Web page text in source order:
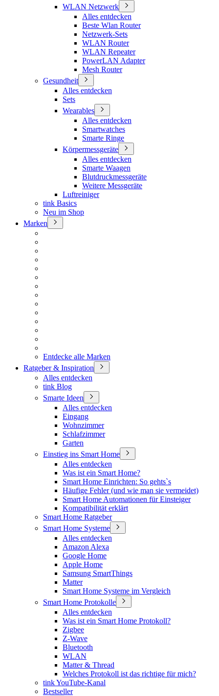
WLAN Netzwerk
Alles entdecken
Beste Wlan Router
Netzwerk-Sets
WLAN Router
WLAN Repeater
PowerLAN Adapter
Mesh Router
Gesundheit
Alles entdecken
Sets
Wearables
Alles entdecken
Smartwatches
Smarte Ringe
Körpermessgeräte
Alles entdecken
Smarte Waagen
Blutdruckmessgeräte
Weitere Messgeräte
Luftreiniger
tink Basics
Neu im Shop
Marken
Entdecke alle Marken
Ratgeber & Inspiration
Alles entdecken
tink Blog
Smarte Ideen
Alles entdecken
Eingang
Wohnzimmer
Schlafzimmer
Garten
Einstieg ins Smart Home
Alles entdecken
Was ist ein Smart Home?
Smart Home Einrichten: So gehts`s
Häufige Fehler (und wie man sie vermeidet)
Smart Home Automationen für Einsteiger
Kompatibilität erklärt
Smart Home Ratgeber
Smart Home Systeme
Alles entdecken
Amazon Alexa
Google Home
Apple Home
Samsung SmartThings
Matter
Smart Home Systeme im Vergleich
Smart Home Protokolle
Alles entdecken
Was ist ein Smart Home Protokoll?
Zigbee
Z-Wave
Bluetooth
WLAN
Matter & Thread
Welches Protokoll ist das richtige für mich?
tink YouTube-Kanal
Bestseller